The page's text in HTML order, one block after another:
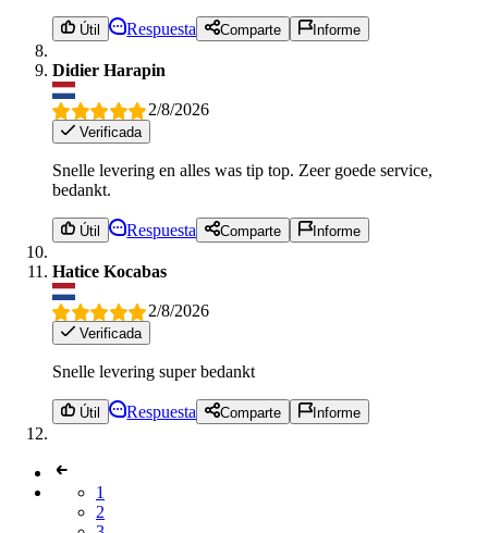
Útil Respuesta Comparte Informe
Didier Harapin
2/8/2026
Verificada
Snelle levering en alles was tip top. Zeer goede service,
bedankt.
Útil Respuesta Comparte Informe
Hatice Kocabas
2/8/2026
Verificada
Snelle levering super bedankt
Útil Respuesta Comparte Informe
1
2